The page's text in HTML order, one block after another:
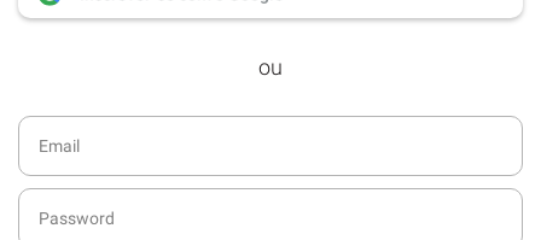
desde dezembro de 2016.
Acesso ao formato digital da SÁBADO
SÁBADO.
diário da atualidade.
ou